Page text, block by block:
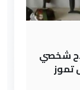
من 20 ألف سلاح شخصي
تموز